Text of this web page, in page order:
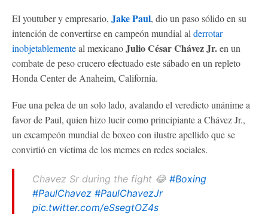
El youtuber y empresario, Jake Paul, dio un paso sólido en su
intención de convertirse en campeón mundial al derrotar
inobjetablementeal mexicanoJulio César Chávez Jr.en un
combate de peso crucero efectuado este sábado en un repleto
Honda Center de Anaheim, California.
Fue una pelea de un solo lado, avalando el veredicto unánime a
favor de Paul, quien hizo lucir como principiante a Chávez Jr.,
un excampeón mundial de boxeo con ilustre apellido que se
convirtió en víctima de los memes en redes sociales.
Chavez Sr during the fight 😂 #Boxing
#PaulChavez #PaulChavezJr
pic.twitter.com/eSsegtOZ4s